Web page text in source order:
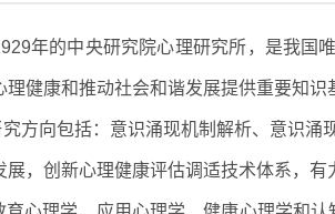
年的中央研究院心理研究所，是我国
健康和推动社会和谐发展提供重要知识
方向包括：意识涌现机制解析、意识涌
，创新心理健康评估调适技术体系，有